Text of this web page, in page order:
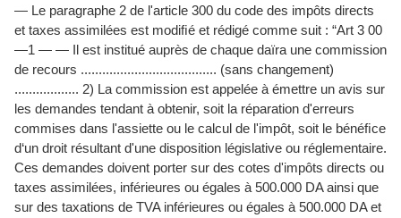
— Le paragraphe 2 de l'article 300 du code des impôts directs
et taxes assimilées est modiﬁé et rédigé comme suit : “Art 3 00
—1 — — Il est institué auprès de chaque daïra une commission
de recours ...................................... (sans changement)
.................. 2) La commission est appelée à émettre un avis sur
les demandes tendant à obtenir, soit la réparation d'erreurs
commises dans l'assiette ou le calcul de l'impôt, soit le bénéﬁce
d‘un droit résultant d'une disposition législative ou réglementaire.
Ces demandes doivent porter sur des cotes d'impôts directs ou
taxes assimilées, inférieures ou égales à 500.000 DA ainsi que
sur des taxations de TVA inférieures ou égales à 500.000 DA et